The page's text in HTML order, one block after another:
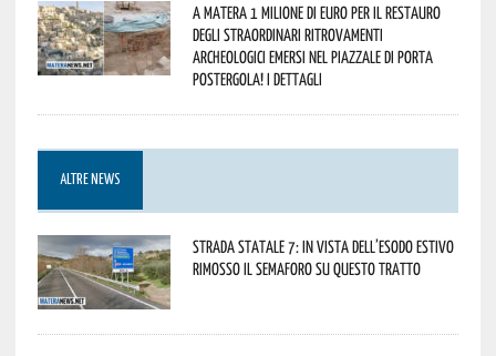
A Matera 1 milione di euro per il restauro
degli straordinari ritrovamenti
archeologici emersi nel piazzale di Porta
Postergola! I dettagli
ALTRE NEWS
Strada statale 7: in vista dell’esodo estivo
rimosso il semaforo su questo tratto